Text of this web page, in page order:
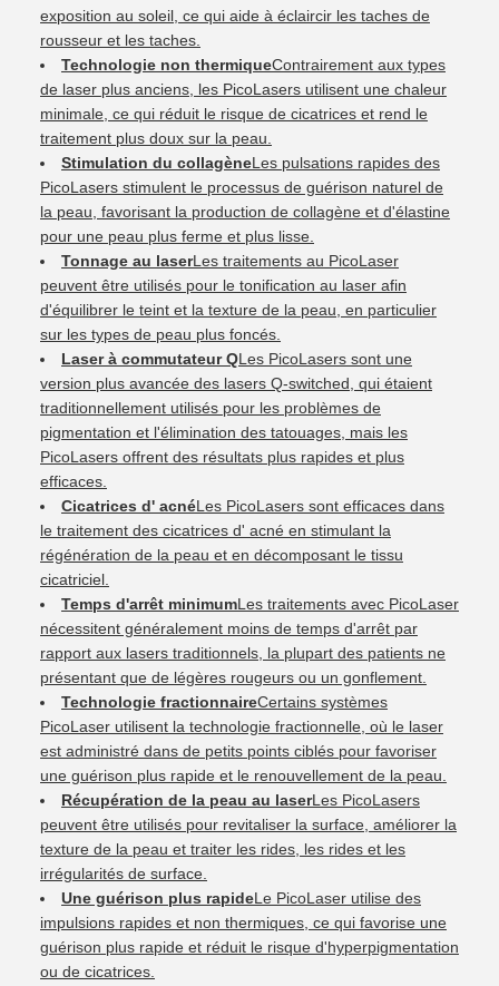
exposition au soleil, ce qui aide à éclaircir les taches de
rousseur et les taches.
Technologie non thermiqueContrairement aux types
de laser plus anciens, les PicoLasers utilisent une chaleur
minimale, ce qui réduit le risque de cicatrices et rend le
traitement plus doux sur la peau.
Stimulation du collagèneLes pulsations rapides des
PicoLasers stimulent le processus de guérison naturel de
la peau, favorisant la production de collagène et d'élastine
pour une peau plus ferme et plus lisse.
Tonnage au laserLes traitements au PicoLaser
peuvent être utilisés pour le tonification au laser afin
d'équilibrer le teint et la texture de la peau, en particulier
sur les types de peau plus foncés.
Laser à commutateur QLes PicoLasers sont une
version plus avancée des lasers Q-switched, qui étaient
traditionnellement utilisés pour les problèmes de
pigmentation et l'élimination des tatouages, mais les
PicoLasers offrent des résultats plus rapides et plus
efficaces.
Cicatrices d' acnéLes PicoLasers sont efficaces dans
le traitement des cicatrices d' acné en stimulant la
régénération de la peau et en décomposant le tissu
cicatriciel.
Temps d'arrêt minimumLes traitements avec PicoLaser
nécessitent généralement moins de temps d'arrêt par
rapport aux lasers traditionnels, la plupart des patients ne
présentant que de légères rougeurs ou un gonflement.
Technologie fractionnaireCertains systèmes
PicoLaser utilisent la technologie fractionnelle, où le laser
est administré dans de petits points ciblés pour favoriser
une guérison plus rapide et le renouvellement de la peau.
Récupération de la peau au laserLes PicoLasers
peuvent être utilisés pour revitaliser la surface, améliorer la
texture de la peau et traiter les rides, les rides et les
irrégularités de surface.
Une guérison plus rapideLe PicoLaser utilise des
impulsions rapides et non thermiques, ce qui favorise une
guérison plus rapide et réduit le risque d'hyperpigmentation
ou de cicatrices.